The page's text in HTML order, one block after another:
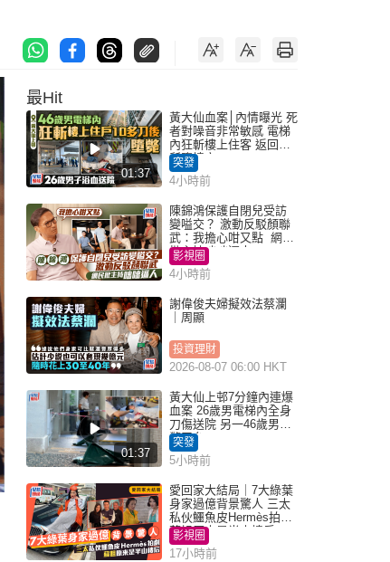
最Hit
01:37
黃大仙血案│內情曝光 死
者對噪音非常敏感 電梯
內狂斬樓上住客 返回住
所墮樓亡
突發
4小時前
陳錦鴻保護自閉兒受訪
變嗌交？ 激動反駁顏聯
武：我擔心咁又點 網民
批主持咄咄逼人
影視圈
4小時前
謝偉俊夫婦擬效法蔡瀾
｜周顯
投資理財
2026-08-07 06:00 HKT
01:37
黃大仙上邨7分鐘內連爆
血案 26歲男電梯內全身
刀傷送院 另一46歲男倒
斃平台
突發
5小時前
愛回家大結局｜7大綠葉
身家過億背景驚人 三太
私伙鱷魚皮Hermès拍劇
蘇姐原來是半山樓后
影視圈
17小時前